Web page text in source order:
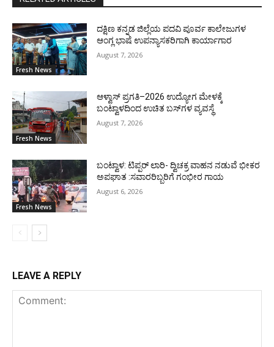
Fresh News
ದಕ್ಷಿಣ ಕನ್ನಡ ಜಿಲ್ಲೆಯ ಪದವಿ ಪೂರ್ವ ಕಾಲೇಜುಗಳ
ಆಂಗ್ಲ ಭಾಷೆ ಉಪನ್ಯಾಸಕರಿಗಾಗಿ ಕಾರ್ಯಾಗಾರ
August 7, 2026
Fresh News
ಆಳ್ವಾಸ್ ಪ್ರಗತಿ–2026 ಉದ್ಯೋಗ ಮೇಳಕ್ಕೆ
ಬಂಟ್ವಾಳದಿಂದ ಉಚಿತ ಬಸ್‌ಗಳ ವ್ಯವಸ್ಥೆ
August 7, 2026
Fresh News
ಬಂಟ್ವಾಳ: ಟಿಪ್ಪರ್ ಲಾರಿ- ದ್ವಿಚಕ್ರ ವಾಹನ ನಡುವೆ ಭೀಕರ
ಅಪಘಾತ :ಸವಾರರಿಬ್ಬರಿಗೆ ಗಂಭೀರ ಗಾಯ
August 6, 2026
LEAVE A REPLY